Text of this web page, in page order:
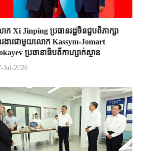
ក Xi Jinping ប្រធានរដ្ឋចិន​ជួបពិភាក្សា​
រងារជាមួយ​លោក Kassym-Jomart
ប្រធានាធិបតី​កាហ្សាក់ស្ថាន​
Jul-2026